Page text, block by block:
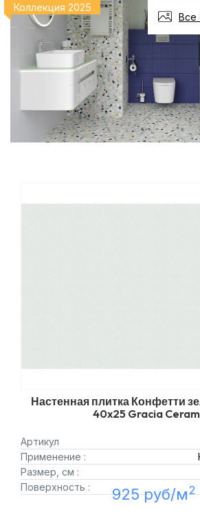
Коллекция 2025
Все
Настенная плитка Конфетти
40x25 Gracia
Артикул
Применение :
Размер, см :
Поверхность :
925 руб/м2